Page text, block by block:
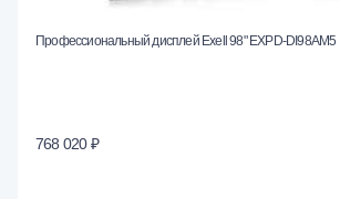
Профессиональный дисплей Exell 98" EXPD-DI98AM5
768 020 ₽